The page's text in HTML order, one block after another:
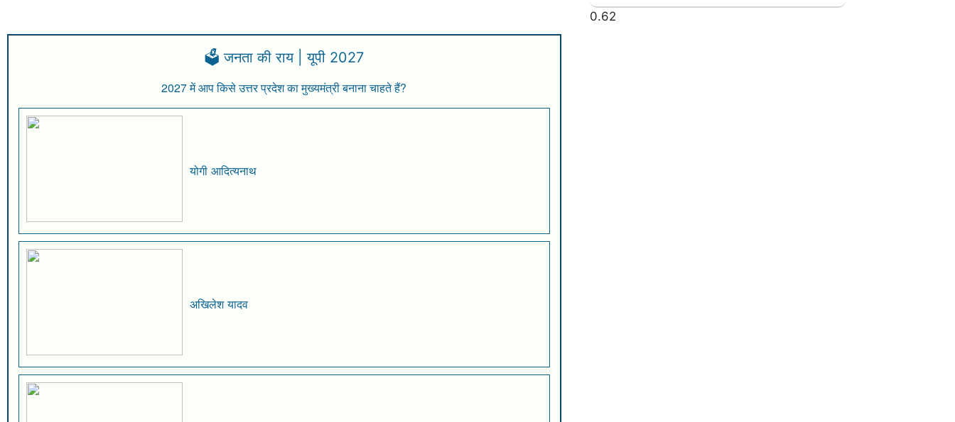
🗳️ जनता की राय | यूपी 2027
2027 में आप किसे उत्तर प्रदेश का मुख्यमंत्री बनाना चाहते हैं?
योगी आदित्यनाथ
अखिलेश यादव